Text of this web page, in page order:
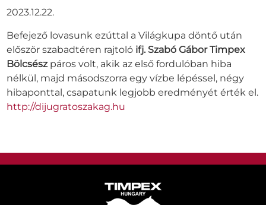
2023.12.22.
Befejező lovasunk ezúttal a Világkupa döntő után
először szabadtéren rajtoló ifj. Szabó Gábor Timpex
Bölcsészpáros volt, akik az első fordulóban hiba
nélkül, majd másodszorra egy vízbe lépéssel, négy
hibaponttal, csapatunk legjobb eredményét érték el.
http://dijugratoszakag.hu